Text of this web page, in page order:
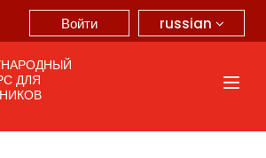
russian
Войти
ДЛЯ